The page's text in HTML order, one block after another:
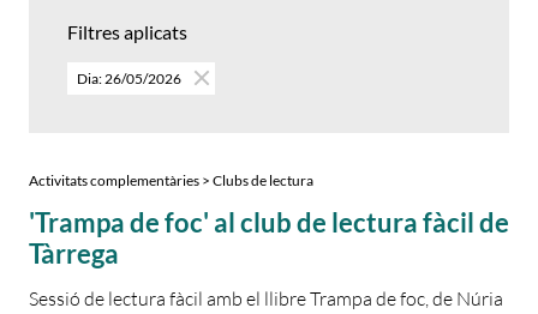
Filtres aplicats
Dia: 26/05/2026
Activitats complementàries > Clubs de lectura
'Trampa de foc' al club de lectura fàcil de
Tàrrega
Sessió de lectura fàcil amb el llibre Trampa de foc, de Núria